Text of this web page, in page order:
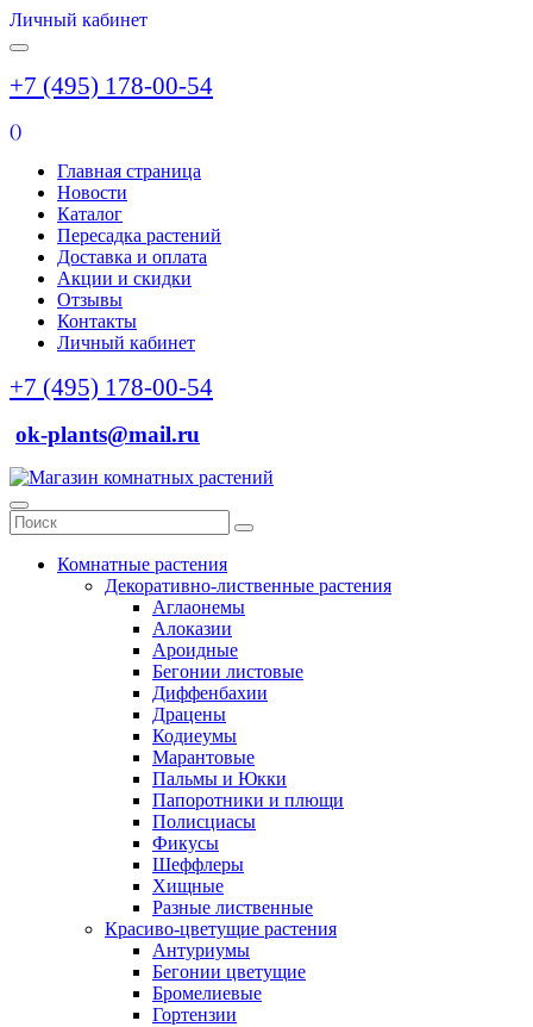
Личный кабинет
+7 (495) 178-00-54
()
Главная страница
Новости
Каталог
Пересадка растений
Доставка и оплата
Акции и скидки
Отзывы
Контакты
Личный кабинет
+7 (495) 178-00-54
ok-plants@mail.ru
Комнатные растения
Декоративно-лиственные растения
Аглаонемы
Алоказии
Ароидные
Бегонии листовые
Диффенбахии
Драцены
Кодиеумы
Марантовые
Пальмы и Юкки
Папоротники и плющи
Полисциасы
Фикусы
Шеффлеры
Хищные
Разные лиственные
Красиво-цветущие растения
Антуриумы
Бегонии цветущие
Бромелиевые
Гортензии